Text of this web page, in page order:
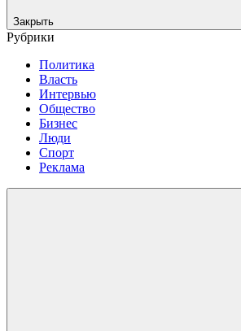
Закрыть
Рубрики
Политика
Власть
Интервью
Общество
Бизнес
Люди
Спорт
Реклама